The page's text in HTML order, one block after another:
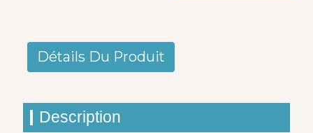
Détails Du Produit
Description